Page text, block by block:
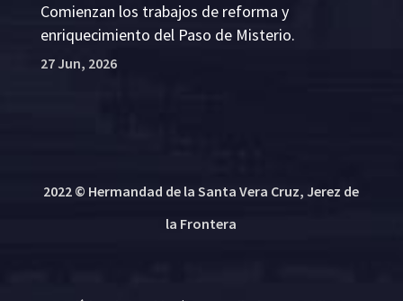
Comienzan los trabajos de reforma y
enriquecimiento del Paso de Misterio.
27 Jun, 2026
2022 © Hermandad de la Santa Vera Cruz, Jerez de
la Frontera